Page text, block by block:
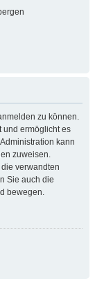
zu können.
und ermöglicht es
kann
zuweisen.
verwandten
Sie auch die
bewegen.